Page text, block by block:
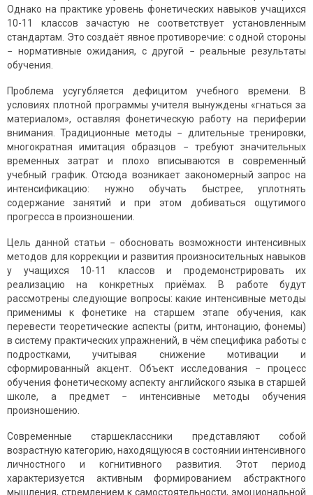
Однако на практике уровень фонетических навыков учащихся
10-11 классов зачастую не соответствует установленным
стандартам. Это создаёт явное противоречие: с одной стороны
− нормативные ожидания, с другой − реальные результаты
обучения.
Проблема усугубляется дефицитом учебного времени. В
условиях плотной программы учителя вынуждены «гнаться за
материалом», оставляя фонетическую работу на периферии
внимания. Традиционные методы − длительные тренировки,
многократная имитация образцов − требуют значительных
временных затрат и плохо вписываются в современный
учебный график. Отсюда возникает закономерный запрос на
интенсификацию: нужно обучать быстрее, уплотнять
содержание занятий и при этом добиваться ощутимого
прогресса в произношении.
Цель данной статьи − обосновать возможности интенсивных
методов для коррекции и развития произносительных навыков
у учащихся 10-11 классов и продемонстрировать их
реализацию на конкретных приёмах. В работе будут
рассмотрены следующие вопросы: какие интенсивные методы
применимы к фонетике на старшем этапе обучения, как
перевести теоретические аспекты (ритм, интонацию, фонемы)
в систему практических упражнений, в чём специфика работы с
подростками, учитывая снижение мотивации и
сформированный акцент. Объект исследования − процесс
обучения фонетическому аспекту английского языка в старшей
школе, а предмет − интенсивные методы обучения
произношению.
Современные старшеклассники представляют собой
возрастную категорию, находящуюся в состоянии интенсивного
личностного и когнитивного развития. Этот период
характеризуется активным формированием абстрактного
мышления, стремлением к самостоятельности, эмоциональной